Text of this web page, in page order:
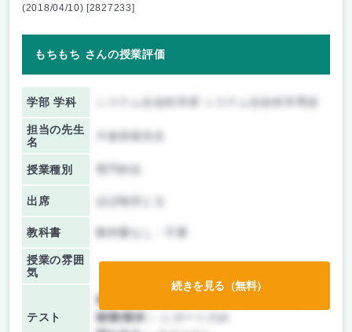
(2018/04/10) [2827233]
もちもち さんの授業評価
学部 学科 システム生命科学府 システム生命科学専攻
担当の先生
名
片倉喜範先生
授業種別
出席 ほぼ毎回とる
教科書 教科書なし・不要
授業の雰囲
気
テスト
前期/中間：
後期/期末：
続きを見る（無料）